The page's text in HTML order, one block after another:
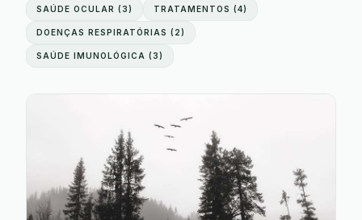
SAÚDE OCULAR (3) TRATAMENTOS (4)
DOENÇAS RESPIRATÓRIAS ( 2)
SAÚDE IMUNOLÓGICA (3)